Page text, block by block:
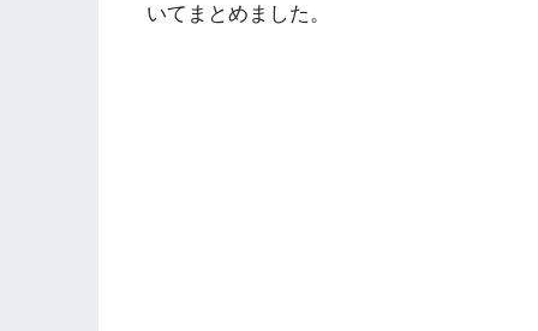
いてまとめました。